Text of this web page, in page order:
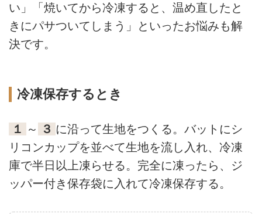
い」「焼いてから冷凍すると、温め直したと
きにパサついてしまう」といったお悩みも解
決です。
冷凍保存するとき
１ ～ ３ に沿って生地をつくる。バットにシ
リコンカップを並べて生地を流し入れ、冷凍
庫で半日以上凍らせる。完全に凍ったら、ジ
ッパー付き保存袋に入れて冷凍保存する。